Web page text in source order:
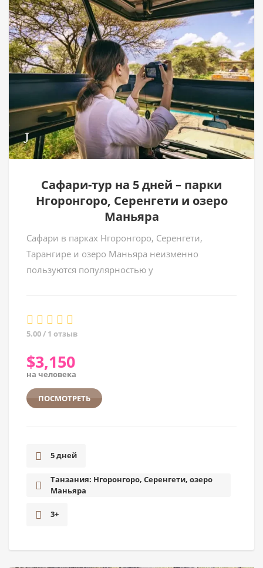
Сафари-тур на 5 дней – парки
Нгоронгоро, Серенгети и озеро
Маньяра
Сафари в парках Нгоронгоро, Серенгети,
Тарангире и озеро Маньяра неизменно
пользуются популярностью у
5.00 / 1 отзыв
$3,150
на человека
ПОСМОТРЕТЬ
5 дней
Танзания: Нгоронгоро, Серенгети, озеро
Маньяра
3+